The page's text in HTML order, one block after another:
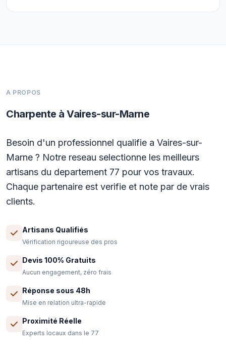
A PROPOS
Charpente à Vaires-sur-Marne
Besoin d'un professionnel qualifie a Vaires-sur-
Marne ? Notre reseau selectionne les meilleurs
artisans du departement 77 pour vos travaux.
Chaque partenaire est verifie et note par de vrais
clients.
Artisans Qualifiés
Vérification rigoureuse des pros
Devis 100% Gratuits
Aucun engagement, zéro frais
Réponse sous 48h
Mise en relation ultra-rapide
Proximité Réelle
Experts locaux dans le 77